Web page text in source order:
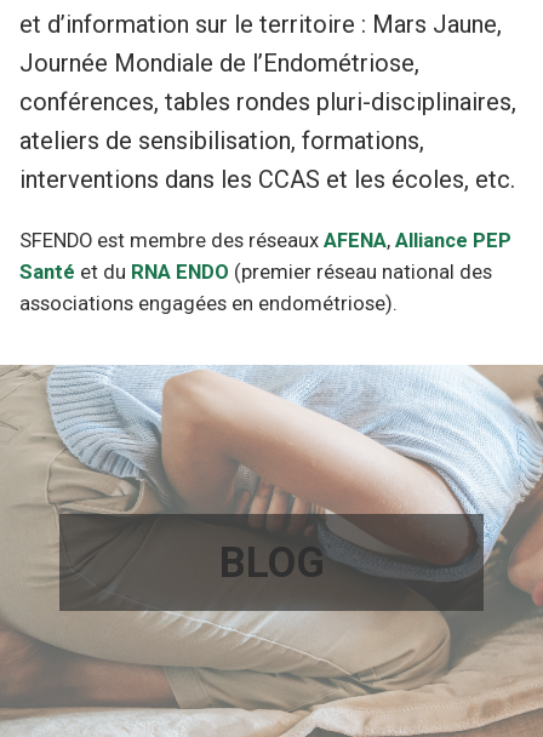
et d’information sur le territoire : Mars Jaune,
Journée Mondiale de l’Endométriose,
conférences, tables rondes pluri-disciplinaires,
ateliers de sensibilisation, formations,
interventions dans les CCAS et les écoles, etc.
SFENDO est membre des réseaux AFENA, Alliance PEP
Santé et du RNA ENDO (premier réseau national des
associations engagées en endométriose).
BLOG